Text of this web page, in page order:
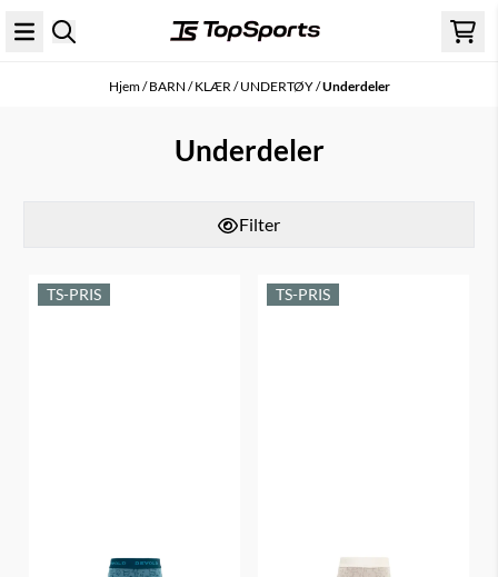
Hopp til innhold
Hjem/BARN /KLÆR /UNDERTØY/Underdeler
Underdeler
Filter